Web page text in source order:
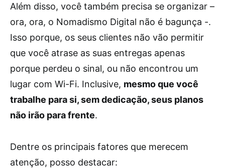
Além disso, você também precisa se organizar –
ora, ora, o Nomadismo Digital não é bagunça -.
Isso porque, os seus clientes não vão permitir
que você atrase as suas entregas apenas
porque perdeu o sinal, ou não encontrou um
lugar com Wi-Fi. Inclusive, mesmo que você
trabalhe para si, sem dedicação, seus planos
não irão para frente.
Dentre os principais fatores que merecem
atenção, posso destacar: